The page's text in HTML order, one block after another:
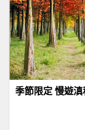
季節限定 慢遊